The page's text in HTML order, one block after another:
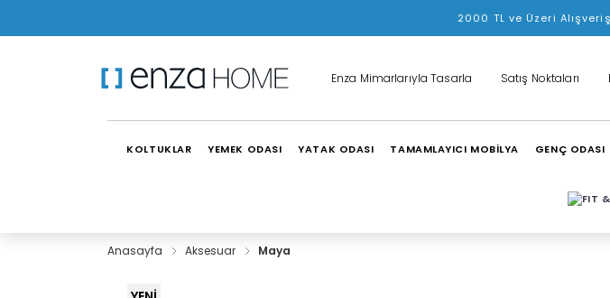
2000 TL ve Üzeri
Enza Mimarlarıyla Tasarla Satış Noktaları
KOLTUKLAR YEMEK ODASI YATAK ODASI TAMAMLAYICI MOBİLYA GENÇ ODASI
Anasayfa Aksesuar Maya